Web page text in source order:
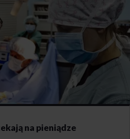
na pieniądze